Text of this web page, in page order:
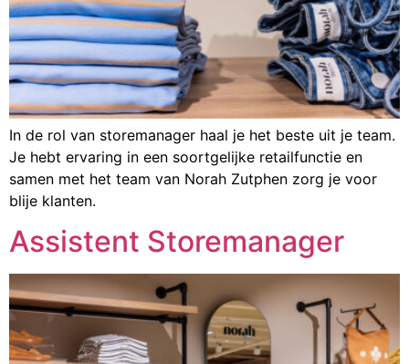
In de rol van storemanager haal je het beste uit je team.
Je hebt ervaring in een soortgelijke retailfunctie en
samen met het team van Norah Zutphen zorg je voor
blije klanten.
Assistent Storemanager